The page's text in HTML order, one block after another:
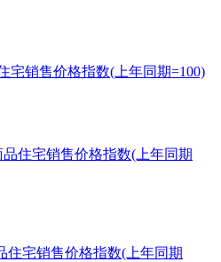
宅销售价格指数(上年同期=100)
住宅销售价格指数(上年同期
住宅销售价格指数(上年同期